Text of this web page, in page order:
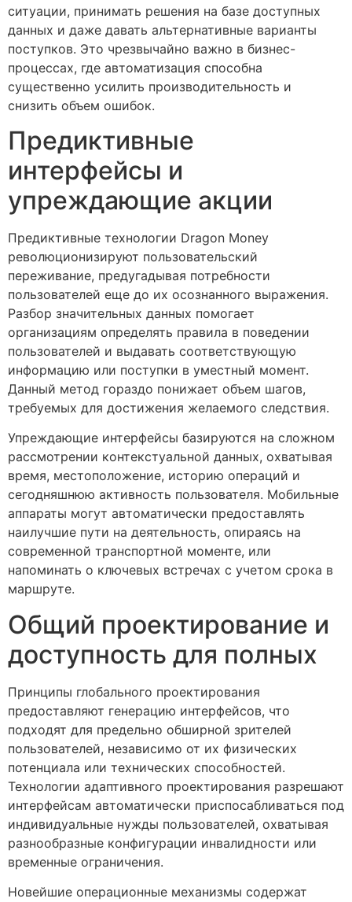
ситуации, принимать решения на базе доступных
данных и даже давать альтернативные варианты
поступков. Это чрезвычайно важно в бизнес-
процессах, где автоматизация способна
существенно усилить производительность и
снизить объем ошибок.
Предиктивные
интерфейсы и
упреждающие акции
Предиктивные технологии Dragon Money
революционизируют пользовательский
переживание, предугадывая потребности
пользователей еще до их осознанного выражения.
Разбор значительных данных помогает
организациям определять правила в поведении
пользователей и выдавать соответствующую
информацию или поступки в уместный момент.
Данный метод гораздо понижает объем шагов,
требуемых для достижения желаемого следствия.
Упреждающие интерфейсы базируются на сложном
рассмотрении контекстуальной данных, охватывая
время, местоположение, историю операций и
сегодняшнюю активность пользователя. Мобильные
аппараты могут автоматически предоставлять
наилучшие пути на деятельность, опираясь на
современной транспортной моменте, или
напоминать о ключевых встречах с учетом срока в
маршруте.
Общий проектирование и
доступность для полных
Принципы глобального проектирования
предоставляют генерацию интерфейсов, что
подходят для предельно обширной зрителей
пользователей, независимо от их физических
потенциала или технических способностей.
Технологии адаптивного проектирования разрешают
интерфейсам автоматически приспосабливаться под
индивидуальные нужды пользователей, охватывая
разнообразные конфигурации инвалидности или
временные ограничения.
Новейшие операционные механизмы содержат